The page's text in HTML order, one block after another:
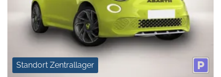
Standort Zentrallager